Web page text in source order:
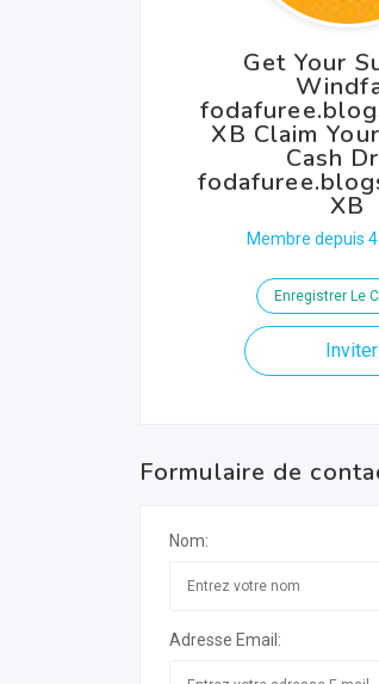
Get Your
XB Claim
Cash
XB
Membre depuis
Enregistrer Le
Inviter
Formulaire de
Nom:
Adresse Email: